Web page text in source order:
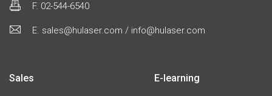
F. 02-544-6540
E. sales@hulaser.com / info@hulaser.com
Sales E-learning